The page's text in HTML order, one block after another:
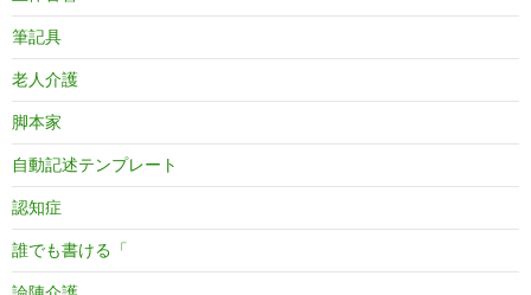
筆記具
老人介護
脚本家
自動記述テンプレート
認知症
誰でも書ける「